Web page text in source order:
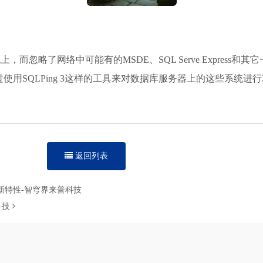
，而忽略了网络中可能有的MSDE、SQL Serve Express和其
用SQLPing 3这样的工具来对数据库服务器上的这些系统进
返回列表
特性-智穹界来普科技
技